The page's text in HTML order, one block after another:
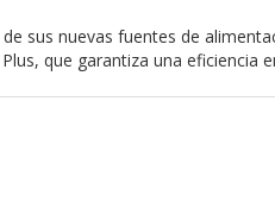
sus nuevas fuentes de
que garantiza una eficiencia